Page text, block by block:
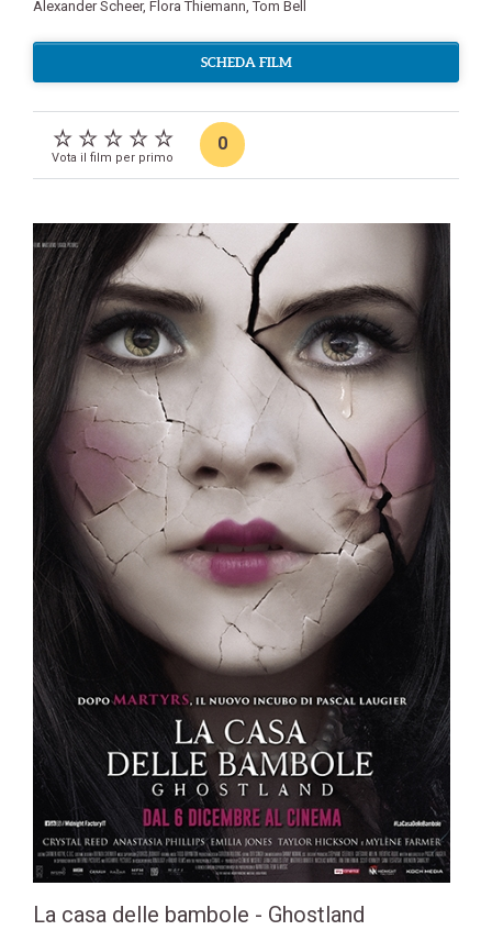
Alexander Scheer, Flora Thiemann,Tom Bell
SCHEDA FILM
Vota il film per primo
0
La casa delle bambole - Ghostland